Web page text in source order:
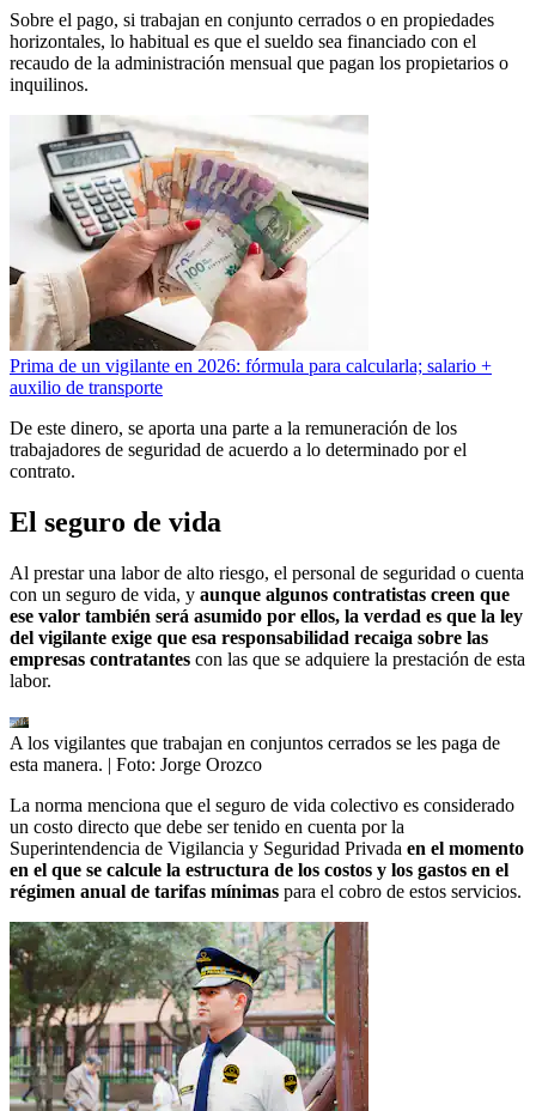
Sobre el pago, si trabajan en conjunto cerrados o en propiedades
horizontales, lo habitual es que el sueldo sea financiado con el
recaudo de la administración mensual que pagan los propietarios o
inquilinos.
Prima de un vigilante en 2026: fórmula para calcularla; salario +
auxilio de transporte
De este dinero, se aporta una parte a la remuneración de los
trabajadores de seguridad de acuerdo a lo determinado por el
contrato.
El seguro de vida
Al prestar una labor de alto riesgo, el personal de seguridad o cuenta
con un seguro de vida, y aunque algunos contratistas creen que
ese valor también será asumido por ellos, la verdad es que la ley
del vigilante exige que esa responsabilidad recaiga sobre las
empresas contratantes con las que se adquiere la prestación de esta
labor.
A los vigilantes que trabajan en conjuntos cerrados se les paga de
esta manera. | Foto: Jorge Orozco
La norma menciona que el seguro de vida colectivo es considerado
un costo directo que debe ser tenido en cuenta por la
Superintendencia de Vigilancia y Seguridad Privada en el momento
en el que se calcule la estructura de los costos y los gastos en el
régimen anual de tarifas mínimas para el cobro de estos servicios.